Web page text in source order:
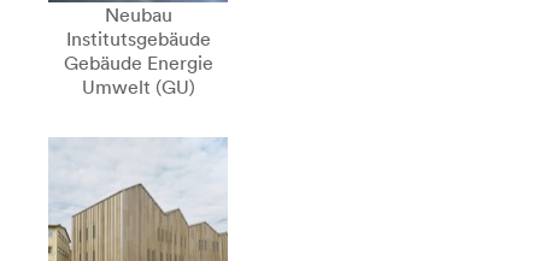
Neubau
Institutsgebäude
Gebäude Energie
Umwelt (GU)